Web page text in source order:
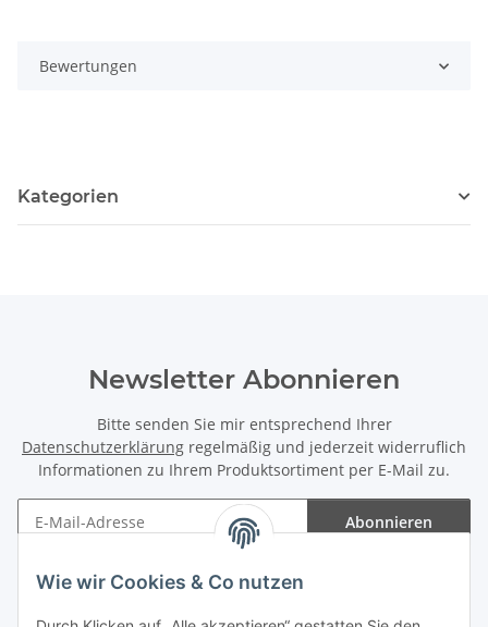
Wie wir Cookies & Co nutzen
Bewertungen
Kategorien
Newsletter Abonnieren
Bitte senden Sie mir entsprechend Ihrer
Datenschutzerklärung regelmäßig und jederzeit widerruflich
Informationen zu Ihrem Produktsortiment per E-Mail zu.
Abonnieren